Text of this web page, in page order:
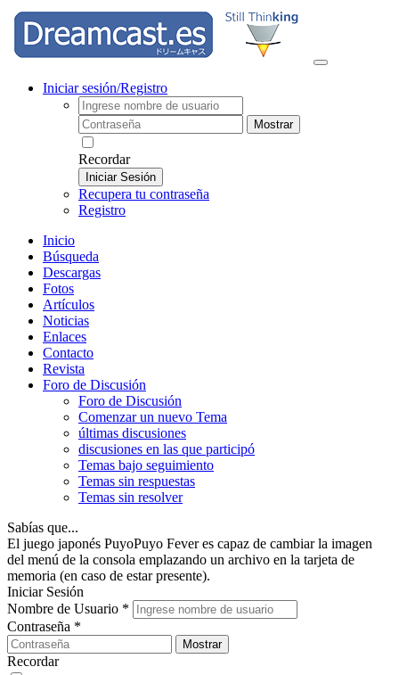
Iniciar sesión/Registro
Mostrar
Recordar
Iniciar Sesión
Recupera tu contraseña
Registro
Inicio
Búsqueda
Descargas
Fotos
Artículos
Noticias
Enlaces
Contacto
Revista
Foro de Discusión
Foro de Discusión
Comenzar un nuevo Tema
últimas discusiones
discusiones en las que participó
Temas bajo seguimiento
Temas sin respuestas
Temas sin resolver
Sabías que...
El juego japonés PuyoPuyo Fever es capaz de cambiar la imagen
del menú de la consola emplazando un archivo en la tarjeta de
memoria (en caso de estar presente).
Iniciar Sesión
Nombre de Usuario *
Contraseña *
Mostrar
Recordar